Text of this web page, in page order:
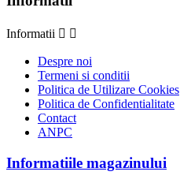
Informatii  
Despre noi
Termeni si conditii
Politica de Utilizare Cookies
Politica de Confidentialitate
Contact
ANPC
Informatiile magazinului